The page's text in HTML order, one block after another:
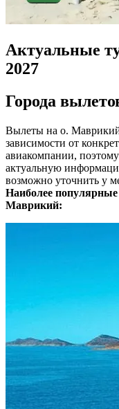
Актуальные
2027
Города
Вылеты на о. Маврикий
зависимости от
авиакомпании, поэтому
актуальную
возможно уточнить у
Наиболее
Маврикий: